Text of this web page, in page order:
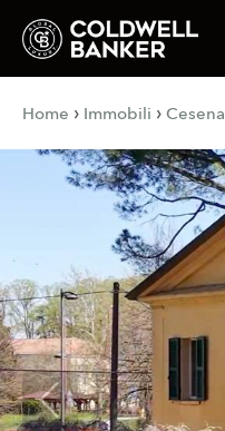
Home › Immobili › Cesena